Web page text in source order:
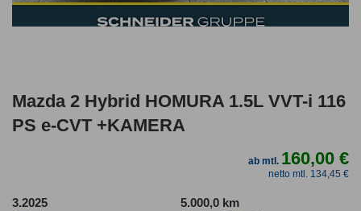
Mazda 2 Hybrid HOMURA 1.5L VVT-i 116
PS e-CVT +KAMERA
ab mtl. 160,00 €
netto mtl. 134,45 €
3.2025 5.000,0 km